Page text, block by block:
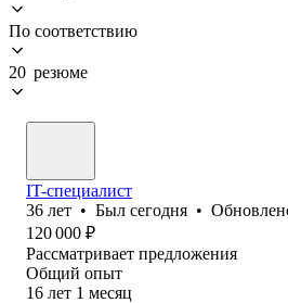
По соответствию
20 резюме
IT-специалист
36 лет • Был сегодня •
120 000 ₽
Рассматривает предложения
Общий опыт
16 лет 1 месяц